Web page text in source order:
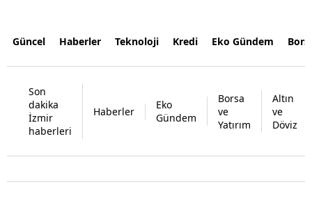
Güncel Haberler Teknoloji Kredi Eko Gündem
Son
dakika
İzmir
haberleri
Haberler
Eko
Gündem
Borsa
ve
Yatırım
Altın
ve
Döviz